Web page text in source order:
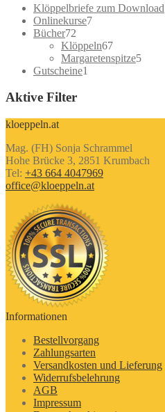
Klöppelbriefe zum Download
Onlinekurse77
Bücher72
Produkte
Klöppeln6767
Produkte
Margaretenspitze55
Gutscheine1
Aktive Filter
kloeppeln.at
Mag. (FH) Sonja Schrammel
Hohe Brücke 3, 2851 Krumbach
Tel: +43 664 4047969
office@kloeppeln.at
Informationen
Bestellvorgang
Zahlungsarten
Versandkosten und Lieferung
Widerrufsbelehrung
AGB
Impressum